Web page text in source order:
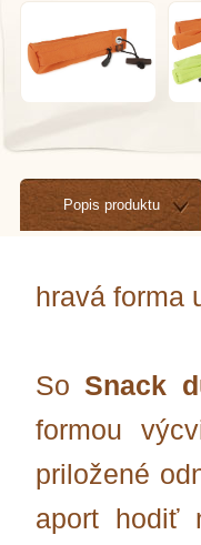
Popis produktu
hravá forma
So Snack
formou
priložené
aport hodiť